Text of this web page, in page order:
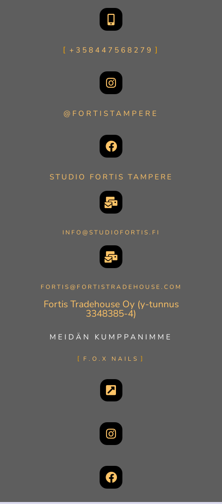
+358447568279
@FORTISTAMPERE
STUDIO FORTIS TAMPERE
INFO@STUDIOFORTIS.FI
FORTIS@FORTISTRADEHOUSE.COM
Fortis Tradehouse Oy (y-tunnus
3348385-4)
MEIDÄN KUMPPANIMME
F.O.X NAILS